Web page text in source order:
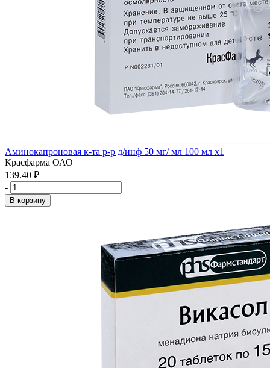
Аминокапроновая к-та р-р д/инф 50 мг/ мл 100 мл x1
Красфарма ОАО
139.40 ₽
-
+
В корзину